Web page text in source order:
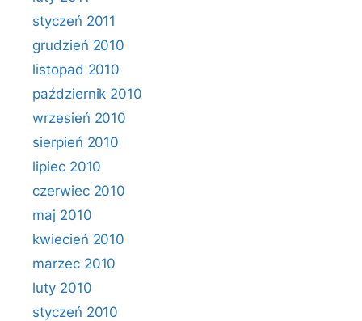
styczeń 2011
grudzień 2010
listopad 2010
październik 2010
wrzesień 2010
sierpień 2010
lipiec 2010
czerwiec 2010
maj 2010
kwiecień 2010
marzec 2010
luty 2010
styczeń 2010